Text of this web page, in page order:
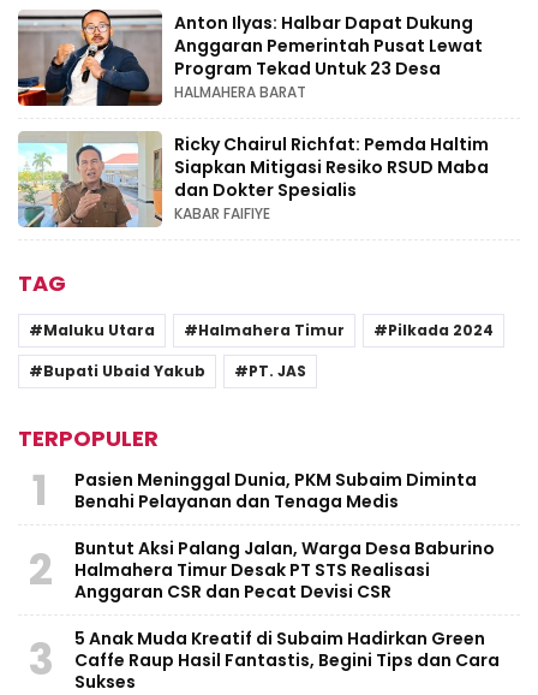
Anton Ilyas: Halbar Dapat Dukung
Anggaran Pemerintah Pusat Lewat
Program Tekad Untuk 23 Desa
HALMAHERA BARAT
Ricky Chairul Richfat: Pemda Haltim
Siapkan Mitigasi Resiko RSUD Maba
dan Dokter Spesialis
KABAR FAIFIYE
TAG
Maluku Utara Halmahera Timur
Pilkada 2024
Bupati Ubaid Yakub
PT. JAS
TERPOPULER
1
Pasien Meninggal Dunia, PKM Subaim Diminta
Benahi Pelayanan dan Tenaga Medis
2
Buntut Aksi Palang Jalan, Warga Desa Baburino
Halmahera Timur Desak PT STS Realisasi
Anggaran CSR dan Pecat Devisi CSR
3
5 Anak Muda Kreatif di Subaim Hadirkan Green
Caffe Raup Hasil Fantastis, Begini Tips dan Cara
Sukses